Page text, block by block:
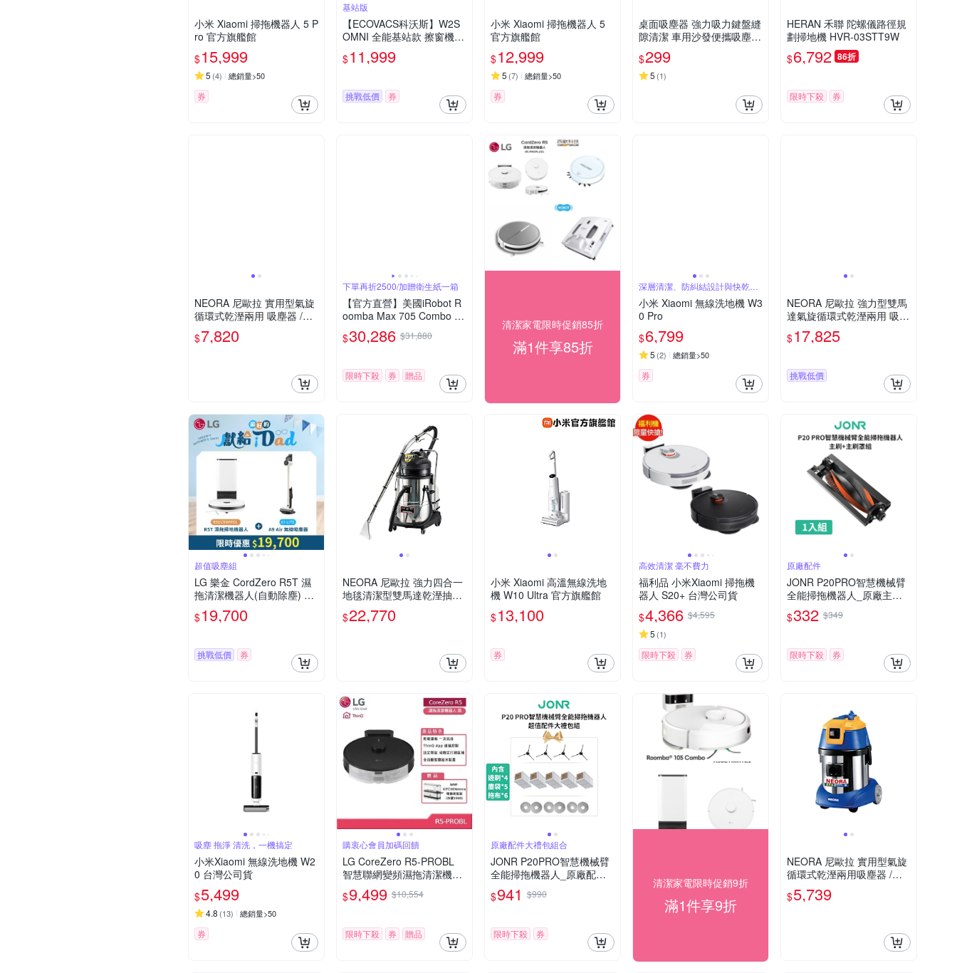
小米 Xiaomi 掃拖機器人 5 P
ro 官方旗艦館
$15,999
5 (4) 總銷量>50
券
基站版
【ECOVACS科沃斯】W2S
OMNI 全能基站款 擦窗機器
$11,999
挑戰低價 券
小米 Xiaomi 掃拖機器人 5
官方旗艦館
$12,999
5 (7) 總銷量>50
券
桌面吸塵器 強力吸力鍵盤縫
隙清潔 車用沙發便攜吸塵器
學生辦公清潔神器 迷你無線
USB充電款
$299
5 (1)
HERAN 禾聯 陀螺儀路徑規
劃掃地機 HVR-03STT9W
$6,792 86折
限時下殺 券
NEORA 尼歐拉 實用型氣旋
循環式乾溼兩用 吸塵器 /台
AS-400
$7,820
下單再折2500/加贈衛生紙一箱
【官方直營】美國iRobot R
oomba Max 705 Combo AI
滾筒活熱水熱風旗艦機皇掃
拖機器人 總代理保固1+1年
$30,286 $31,880
限時下殺 券 贈品
清潔家電限時促銷85折
滿1件享85折
深層清潔、防糾結設計與快乾效
果
小米 Xiaomi 無線洗地機 W3
0 Pro
$6,799
5 (2) 總銷量>50
券
NEORA 尼歐拉 強力型雙馬
達氣旋循環式乾溼兩用 吸塵
器 /台 AS-900
$17,825
挑戰低價
超值吸塵組
LG 樂金 CordZero R5T 濕
拖清潔機器人(自動除塵) 雲
朵白 R5ULTIMATE1+CordZ
ero A9 Air 快清式無線吸塵
$19,700
挑戰低價 券
NEORA 尼歐拉 強力四合一
地毯清潔型雙馬達乾溼抽洗
用 吸塵器 /台 AS-600 SC
$22,770
小米 Xiaomi 高溫無線洗地
機 W10 Ultra 官方旗艦館
$13,100
券
高效清潔 毫不費力
福利品 小米Xiaomi 掃拖機
器人 S20+ 台灣公司貨
$4,366 $4,595
5 (1)
限時下殺 券
原廠配件
JONR P20PRO智慧機械臂
全能掃拖機器人_原廠主刷
組(主刷+主刷罩)
$332 $349
限時下殺 券
吸塵 拖淨 清洗，一機搞定
小米Xiaomi 無線洗地機 W2
0 台灣公司貨
$5,499
4.8 (13) 總銷量>50
券
購衷心會員加碼回饋
LG CoreZero R5-PROBL
智慧聯網變頻濕拖清潔機器
人 黑 贈好禮
$9,499 $10,554
限時下殺 券 贈品
原廠配件大禮包組合
JONR P20PRO智慧機械臂
全能掃拖機器人_原廠配件
大禮包(邊刷*4+塵袋*5+拖布
*6)
$941 $990
限時下殺 券
清潔家電限時促銷9折
滿1件享9折
NEORA 尼歐拉 實用型氣旋
循環式乾溼兩用吸塵器 /台
AS-150
$5,739